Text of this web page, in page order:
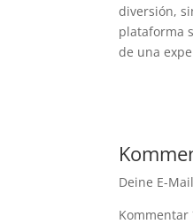
diversión,
plataforma
de una
Deine E-
Kommentar